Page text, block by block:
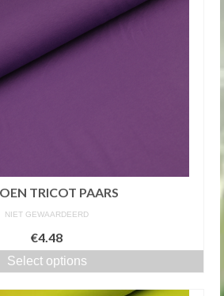
TRICOT PAARS
NIET GEWAARDEERD
€4.48
Select options